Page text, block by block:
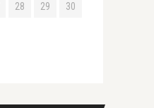
28 29 30